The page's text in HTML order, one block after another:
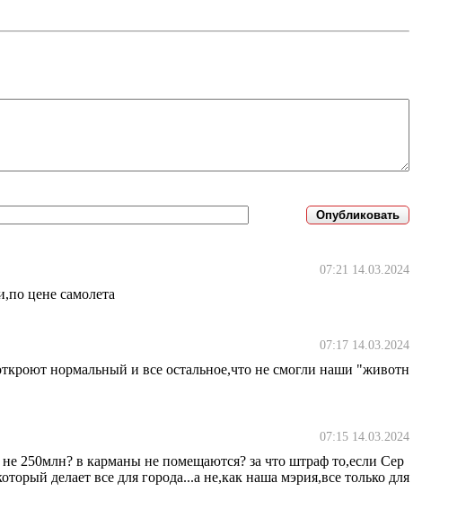
07:21 14.03.2024
цене самолета
07:17 14.03.2024
нормальный и все остальное,что не смогли наши "животн
07:15 14.03.2024
250млн? в карманы не помещаются? за что штраф то,если Сер
делает все для города...а не,как наша мэрия,все только для